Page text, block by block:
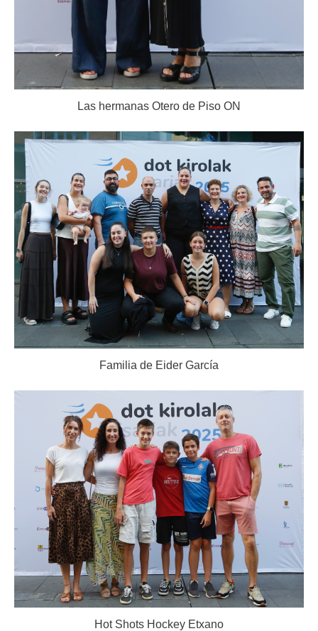
Las hermanas Otero de Piso ON
Familia de Eider García
Hot Shots Hockey Etxano